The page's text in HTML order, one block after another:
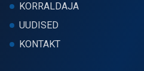
KORRALDAJA
UUDISED
KONTAKT